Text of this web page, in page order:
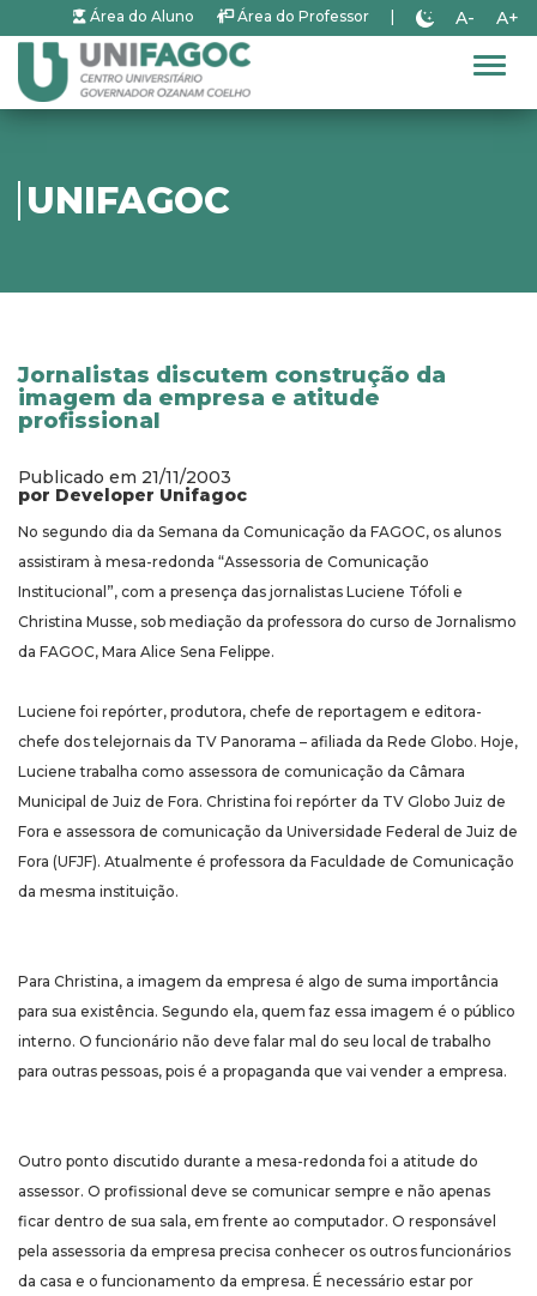
Área do Aluno Área do Professor A- A+
UNIFAGOC
Jornalistas discutem construção da
imagem da empresa e atitude
profissional
Publicado em 21/11/2003
por Developer Unifagoc
No segundo dia da Semana da Comunicação da FAGOC, os alunos
assistiram à mesa-redonda “Assessoria de Comunicação
Institucional”, com a presença das jornalistas Luciene Tófoli e
Christina Musse, sob mediação da professora do curso de Jornalismo
da FAGOC, Mara Alice Sena Felippe.
Luciene foi repórter, produtora, chefe de reportagem e editora-
chefe dos telejornais da TV Panorama – afiliada da Rede Globo. Hoje,
Luciene trabalha como assessora de comunicação da Câmara
Municipal de Juiz de Fora. Christina foi repórter da TV Globo Juiz de
Fora e assessora de comunicação da Universidade Federal de Juiz de
Fora (UFJF). Atualmente é professora da Faculdade de Comunicação
da mesma instituição.
Para Christina, a imagem da empresa é algo de suma importância
para sua existência. Segundo ela, quem faz essa imagem é o público
interno. O funcionário não deve falar mal do seu local de trabalho
para outras pessoas, pois é a propaganda que vai vender a empresa.
Outro ponto discutido durante a mesa-redonda foi a atitude do
assessor. O profissional deve se comunicar sempre e não apenas
ficar dentro de sua sala, em frente ao computador. O responsável
pela assessoria da empresa precisa conhecer os outros funcionários
da casa e o funcionamento da empresa. É necessário estar por